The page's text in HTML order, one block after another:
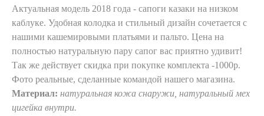
Актуальная модель 2018 года - сапоги казаки на низком
каблуке. Удобная колодка и стильный дизайн сочетается с
нашими кашемировыми платьями и пальто. Цена на
полностью натуральную пару сапог вас приятно удивит!
Так же действует скидка при покупке комплекта -1000р.
Фото реальные, сделанные командой нашего магазина.
Материал: натуральная кожа снаружи, натуральный мех
цигейка внутри.